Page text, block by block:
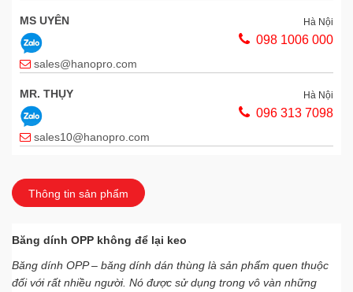
MS UYÊN Hà Nội
098 1006 000
sales@hanopro.com
MR. THỤY Hà Nội
096 313 7098
sales10@hanopro.com
kinhdoanh@hanopro.com
MS HẠNH
0163.6780.888
chamsockhachhang@hanopro.com
Thông tin sản phẩm
Băng dính OPP không để lại keo
Băng dính OPP – băng dính dán thùng là sản phẩm quen thuộc
đối với rất nhiều người. Nó được sử dụng trong vô vàn những